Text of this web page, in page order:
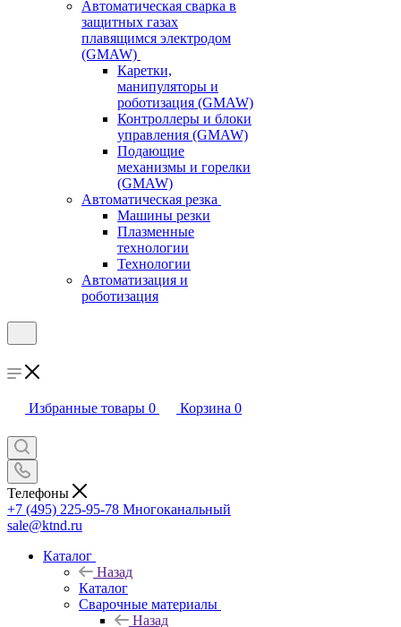
Автоматическая сварка в
защитных газах
плавящимся электродом
(GMAW)
Каретки,
манипуляторы и
роботизация (GMAW)
Контроллеры и блоки
управления (GMAW)
Подающие
механизмы и горелки
(GMAW)
Автоматическая резка
Машины резки
Плазменные
технологии
Технологии
Автоматизация и
роботизация
Избранные товары 0 Корзина 0
Телефоны
+7 (495) 225-95-78 Многоканальный
sale@ktnd.ru
Каталог
Назад
Каталог
Сварочные материалы
Назад